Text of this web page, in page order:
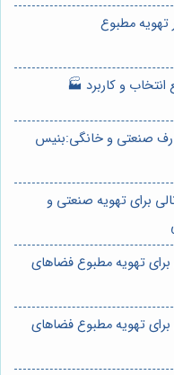
مطبوع
و کاربرد 🏭
صنعتی و خانگی:بنیس
برای تهویه صنعتی و
تهویه مطبوع فضاهای
تهویه مطبوع فضاهای